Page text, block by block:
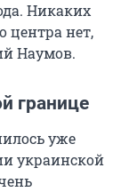
Никаких
центра нет,
Наумов.
границе
уже
украинской